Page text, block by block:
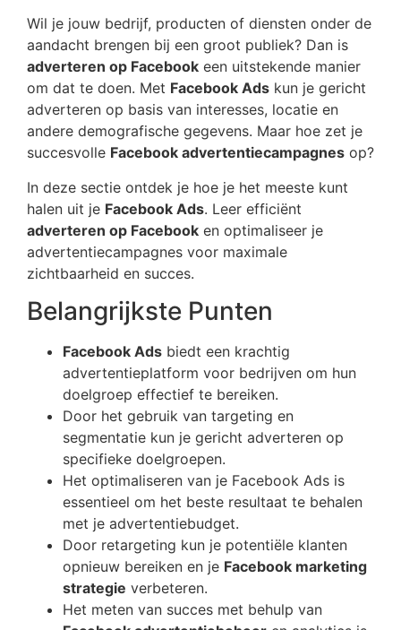
Wil je jouw bedrijf, producten of diensten onder de
aandacht brengen bij een groot publiek? Dan is
adverteren op Facebook een uitstekende manier
om dat te doen. Met Facebook Ads kun je gericht
adverteren op basis van interesses, locatie en
andere demografische gegevens. Maar hoe zet je
succesvolle Facebook advertentiecampagnes op?
In deze sectie ontdek je hoe je het meeste kunt
halen uit je Facebook Ads. Leer efficiënt
adverteren op Facebook en optimaliseer je
advertentiecampagnes voor maximale
zichtbaarheid en succes.
Belangrijkste Punten
Facebook Ads biedt een krachtig
advertentieplatform voor bedrijven om hun
doelgroep effectief te bereiken.
Door het gebruik van targeting en
segmentatie kun je gericht adverteren op
specifieke doelgroepen.
Het optimaliseren van je Facebook Ads is
essentieel om het beste resultaat te behalen
met je advertentiebudget.
Door retargeting kun je potentiële klanten
opnieuw bereiken en je Facebook marketing
strategie verbeteren.
Het meten van succes met behulp van